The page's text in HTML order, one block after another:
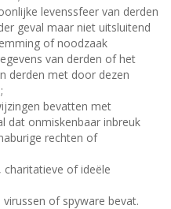
levenssfeer van derden
geval maar niet uitsluitend
of noodzaak
van derden of het
derden met door dezen
bevatten met
dat onmiskenbaar inbreuk
rechten of
of ideële
of spyware bevat.